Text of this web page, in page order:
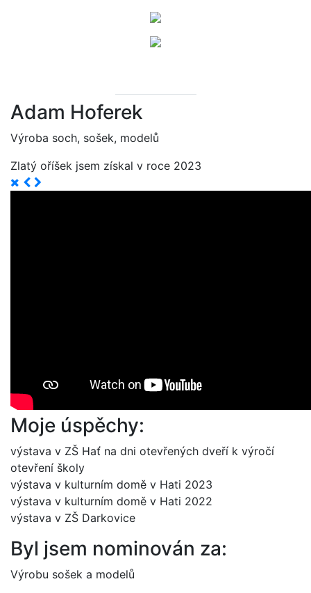
Adam Hoferek
Výroba soch, sošek, modelů
Zlatý oříšek jsem získal v roce 2023
Moje úspěchy:
výstava v ZŠ Hať na dni otevřených dveří k výročí
otevření školy
výstava v kulturním domě v Hati 2023
výstava v kulturním domě v Hati 2022
výstava v ZŠ Darkovice
Byl jsem nominován za:
Výrobu sošek a modelů